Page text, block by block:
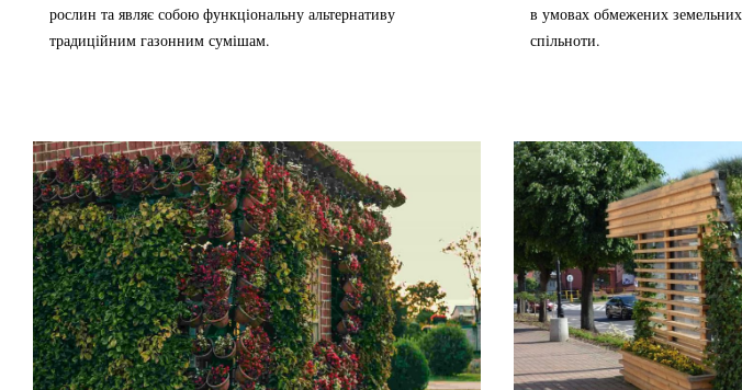
рослин та являє собою функціональну альтернативу
традиційним газонним сумішам.
в умовах обмежених земельних
спільноти.